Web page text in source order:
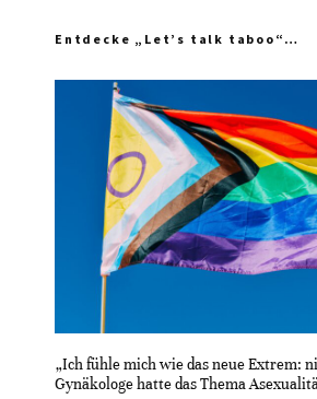
Entdecke „Let’s talk taboo“…
„Ich fühle mich wie das neue Extrem:
Gynäkologe hatte das Thema